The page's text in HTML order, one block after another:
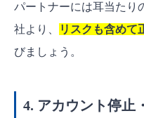
パートナーには耳当たり
社より、
リスクも含めて
びましょう。
4. アカウント停止